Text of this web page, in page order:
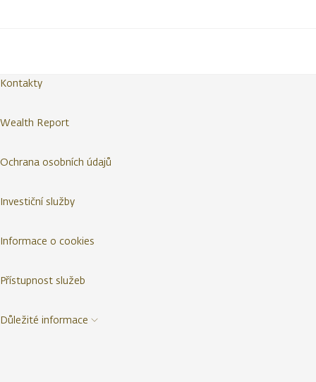
Kontakty
Wealth Report
Ochrana osobních údajů
Investiční služby
Informace o cookies
Přístupnost služeb
Důležité informace